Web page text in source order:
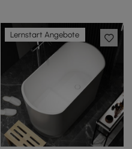
Lernstart Angebote